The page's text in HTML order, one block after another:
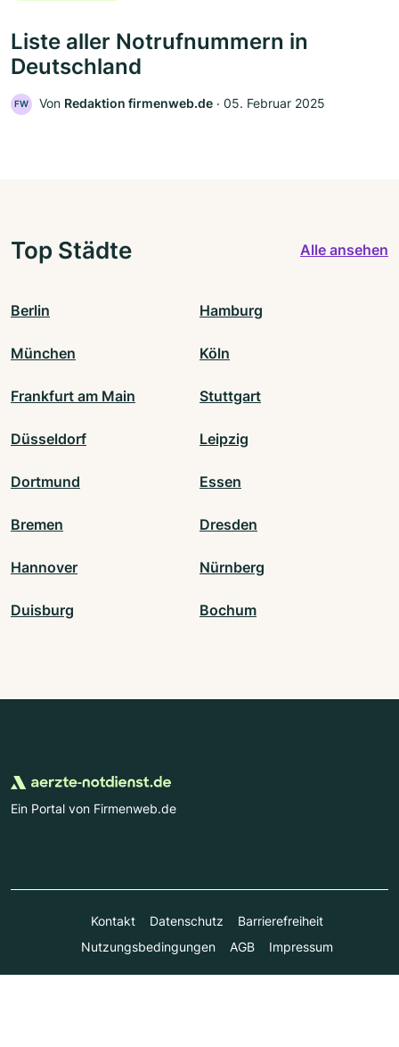
Liste aller Notrufnummern in
Deutschland
FW Von Redaktion firmenweb.de ‧ 05. Februar 2025
Top Städte Alle ansehen
Berlin Hamburg
München Köln
Frankfurt am Main Stuttgart
Düsseldorf Leipzig
Dortmund Essen
Bremen Dresden
Hannover Nürnberg
Duisburg Bochum
Ein Portal von Firmenweb.de
Kontakt Datenschutz
Barrierefreiheit
Nutzungsbedingungen
AGB Impressum